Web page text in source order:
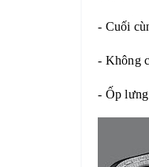
- Cuối
- Không
- Ốp lưng